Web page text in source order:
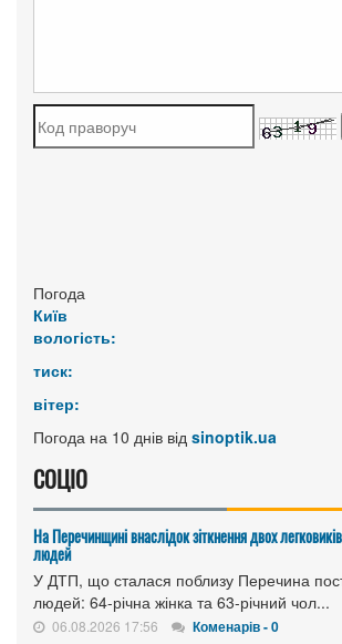
Погода
Київ
вологість:
тиск:
вітер:
Погода на 10 днів від sinoptik.ua
СОЦІО
На Перечинщині внаслідок зіткнення двох
людей
У ДТП, що сталася поблизу Перечина
людей: 64-річна жінка та 63-річний чол...
06.08.2026 17:56 Коменарів - 0